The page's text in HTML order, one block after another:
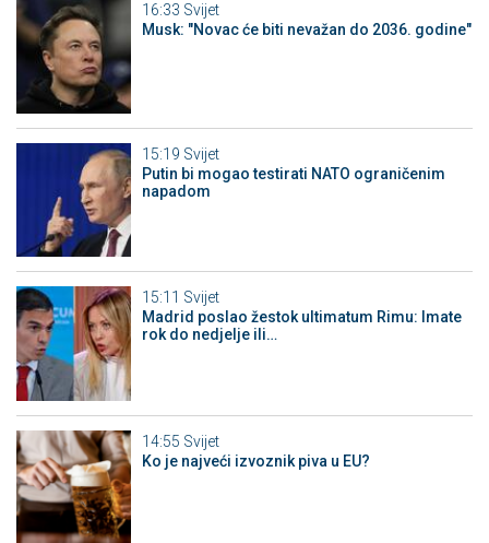
16:33 Svijet
Musk: "Novac će biti nevažan do 2036. godine"
15:19 Svijet
Putin bi mogao testirati NATO ograničenim
napadom
15:11 Svijet
Madrid poslao žestok ultimatum Rimu: Imate
rok do nedjelje ili…
14:55 Svijet
Ko je najveći izvoznik piva u EU?